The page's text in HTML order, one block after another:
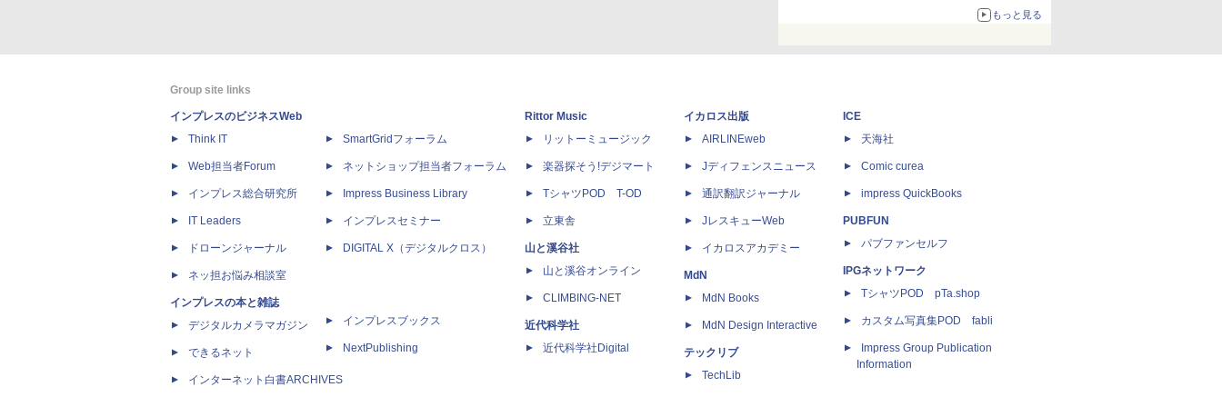
もっと見る
Group site links
インプレスのビジネスWeb
Think IT
Web担当者Forum
インプレス総合研究所
IT Leaders
ドローンジャーナル
ネッ担お悩み相談室
インプレスの本と雑誌
デジタルカメラマガジン
できるネット
インターネット白書ARCHIVES
SmartGridフォーラム
ネットショップ担当者フォーラム
Impress Business Library
インプレスセミナー
DIGITAL X（デジタルクロス）
インプレスブックス
NextPublishing
Rittor Music
リットーミュージック
楽器探そう!デジマート
TシャツPOD T-OD
立東舎
山と溪谷社
山と溪谷オンライン
CLIMBING-NET
近代科学社
近代科学社Digital
イカロス出版
AIRLINEweb
Jディフェンスニュース
通訳翻訳ジャーナル
JレスキューWeb
イカロスアカデミー
MdN
MdN Books
MdN Design Interactive
テックリブ
TechLib
ICE
天海社
Comic curea
impress QuickBooks
PUBFUN
パブファンセルフ
IPGネットワーク
TシャツPOD pTa.shop
カスタム写真集POD fabli
Impress Group Publication
Information